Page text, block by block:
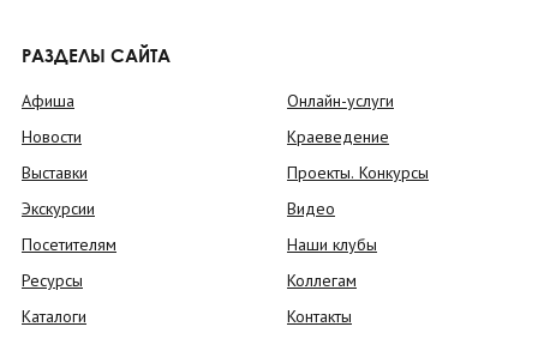
РАЗДЕЛЫ САЙТА
Афиша
Новости
Выставки
Экскурсии
Посетителям
Ресурсы
Каталоги
Онлайн-услуги
Краеведение
Проекты. Конкурсы
Видео
Наши клубы
Коллегам
Контакты